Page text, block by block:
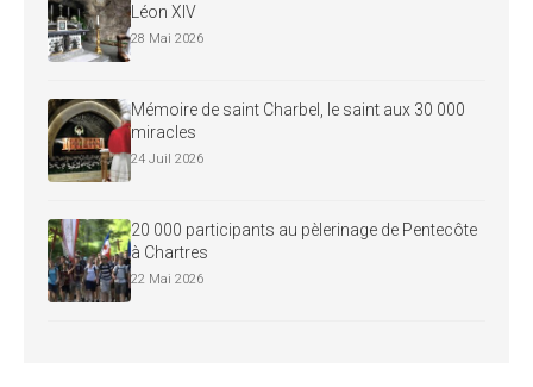
Léon XIV
28 Mai 2026
Mémoire de saint Charbel, le saint aux 30 000
miracles
24 Juil 2026
20 000 participants au pèlerinage de Pentecôte
à Chartres
22 Mai 2026